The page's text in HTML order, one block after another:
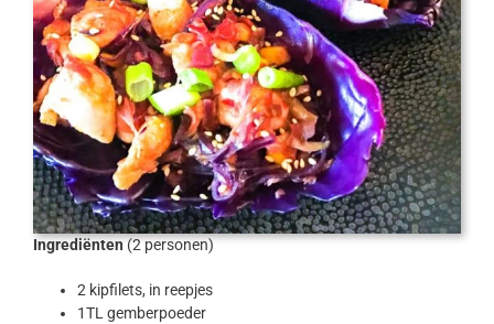
Ingrediënten(2 personen)
2 kipfilets, in reepjes
1TL gemberpoeder